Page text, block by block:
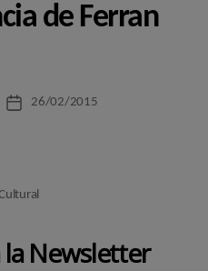
de Ferran
Data26/02/2015
la Newsletter